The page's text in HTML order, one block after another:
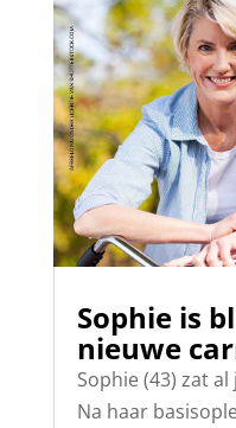
Sophie is
nieuwe
Sophie (43) zat
Na haar